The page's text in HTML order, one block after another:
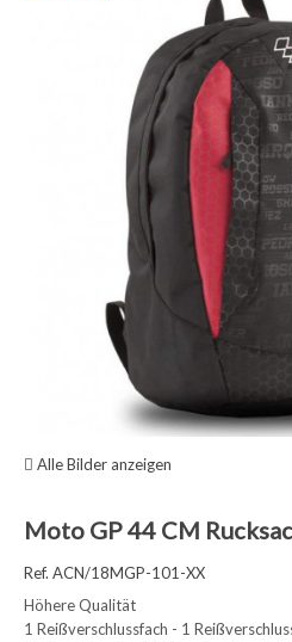
Alle Bilder anzeigen
Moto GP 44 CM
Ref. ACN/18MGP-101-XX
Höhere Qualität
1 Reißverschlussfach - 1